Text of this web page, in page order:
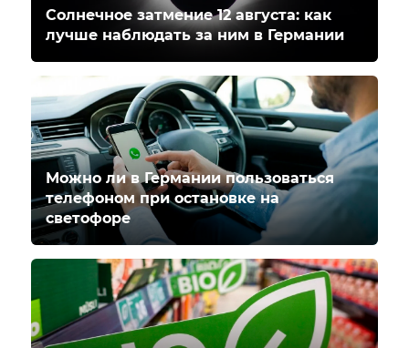
Солнечное затмение 12 августа: как
лучше наблюдать за ним в Германии
Можно ли в Германии пользоваться
телефоном при остановке на
светофоре